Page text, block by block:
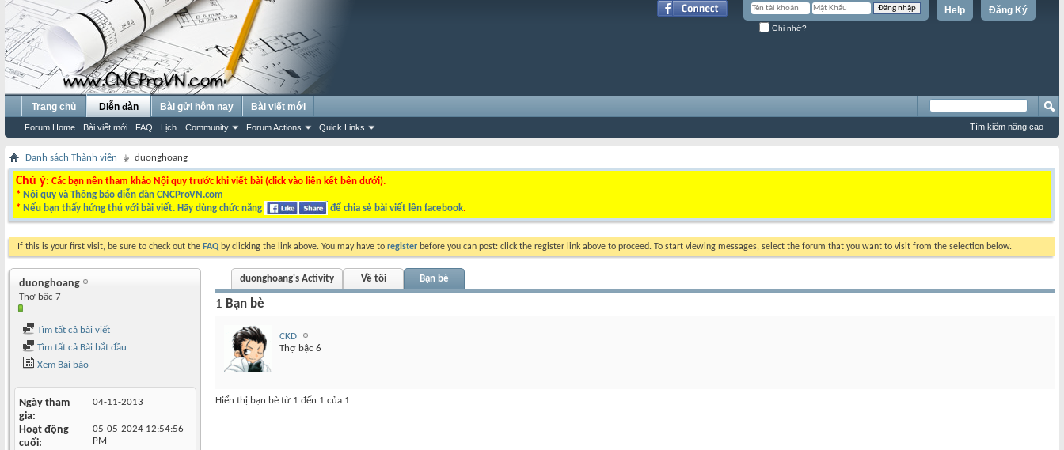
Đăng Ký
Help
Ghi nhớ?
Trang chủ Diễn đàn
Forum Home Bài viết mới FAQ Lịch Community Forum Actions Quick Links
Bài gửi hôm nay Bài viết mới
Tìm kiếm nâng cao
Danh sách Thành viên duonghoang
Chú ý: Các bạn nên tham khảo Nội quy trước khi viết bài (click vào liên kết bên dưới).
* Nội quy và Thông báo diễn đàn CNCProVN.com
* Nếu bạn thấy hứng thú với bài viết. Hãy dùng chức năng để chia sẻ bài viết lên facebook.
If this is your first visit, be sure to check out the FAQ by clicking the link above. You may have to register before you can post: click the register link above to proceed. To start viewing messages, select the forum that you want to visit from the selection below.
duonghoang
Thợ bậc 7
Tìm tất cả bài viết
Tìm tất cả Bài bắt đầu
Xem Bài báo
Ngày tham
gia
04-11-2013
Hoạt động
cuối
05-05-2024 12:54:56
PM
duonghoang's Activity Về tôi Bạn bè
1 Bạn bè
CKD
Thợ bậc 6
Hiển thị bạn bè từ 1 đến 1 của 1